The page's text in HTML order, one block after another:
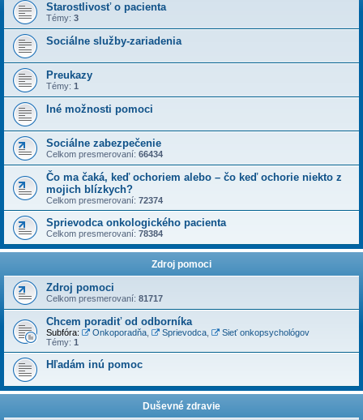
Starostlivosť o pacienta
Témy: 3
Sociálne služby-zariadenia
Preukazy
Témy: 1
Iné možnosti pomoci
Sociálne zabezpečenie
Celkom presmerovaní: 66434
Čo ma čaká, keď ochoriem alebo – čo keď ochorie niekto z
mojich blízkych?
Celkom presmerovaní: 72374
Sprievodca onkologického pacienta
Celkom presmerovaní: 78384
Zdroj pomoci
Zdroj pomoci
Celkom presmerovaní: 81717
Chcem poradiť od odborníka
Subfóra: Onkoporadňa, Sprievodca,
Sieť onkopsychológov
Témy: 1
Hľadám inú pomoc
Duševné zdravie